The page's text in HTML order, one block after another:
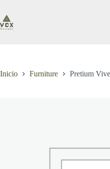
contenido
Inicio Furniture Pretium